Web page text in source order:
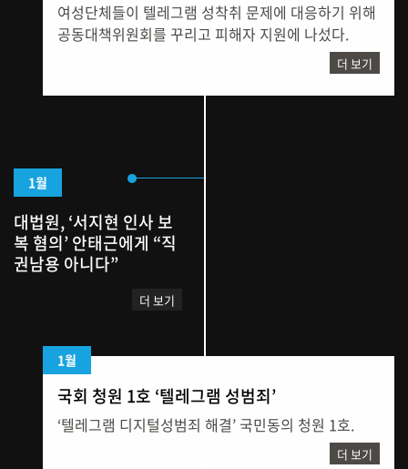
여성단체들이 텔레그램 성착취 문제에 대응하기 위해
공동대책위원회를 꾸리고 피해자 지원에 나섰다.
더 보기
1월
대법원, ‘서지현 인사 보
복 혐의’ 안태근에게 “직
권남용 아니다”
더 보기
1월
국회 청원 1호 ‘텔레그램 성범죄’
‘텔레그램 디지털성범죄 해결’ 국민동의 청원 1호.
더 보기